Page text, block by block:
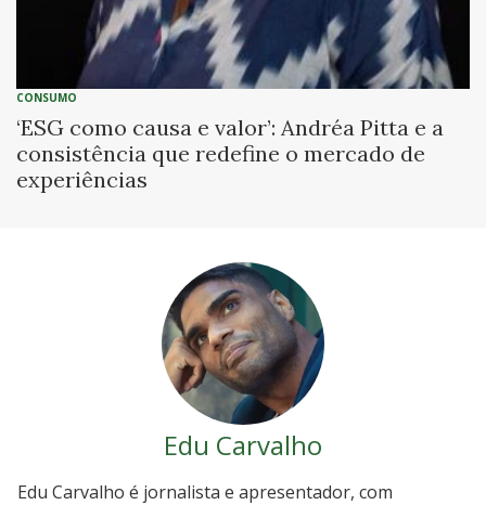
CONSUMO
‘ESG como causa e valor’: Andréa Pitta e a
consistência que redefine o mercado de
experiências
Edu Carvalho
Edu Carvalho é jornalista e apresentador, com